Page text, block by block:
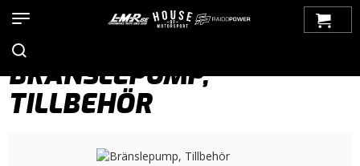
Bränslesystem
BRÄNSLEPUMP,
TILLBEHÖR